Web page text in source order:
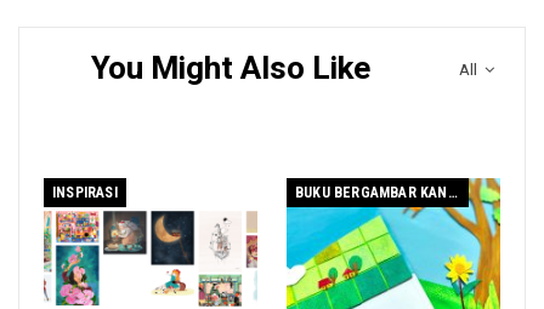
Buku yang harus dibaca untuk menjentik rasa kecintaan dengan
Tahun Lagi. Kedua-dua buah buku ini saya sudah baca
sebelum ini. Berkait antara satu sama lain dalam
menyemarakkan rasa untuk terus membaca.
All
You Might Also Like
INSPIRASI BUKU BERGAMBAR KANAK-KANAK